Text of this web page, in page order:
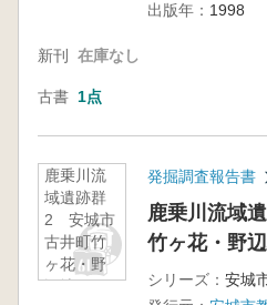
出版年： 1998
新刊 在庫なし
古書 1点
鹿乗川流
域遺跡群
2 安城市
古井町竹
ヶ花・野
辺地区
発掘調査報告書
鹿乗川流域
竹ヶ花・野
シリーズ：